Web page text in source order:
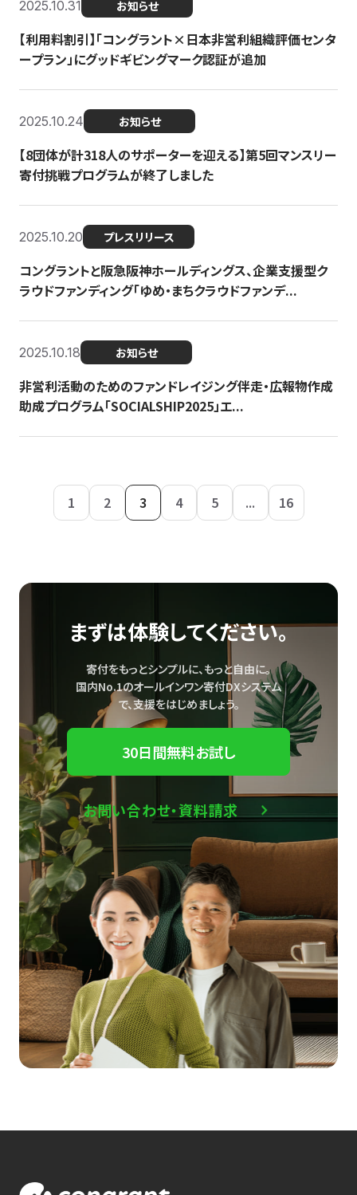
2025.10.31 お知らせ
【利用料割引】「コングラント×日本非営利組織評価センタ
ープラン」にグッドギビングマーク認証が追加
2025.10.24 お知らせ
【8団体が計318人のサポーターを迎える】​​第5回マンスリー
寄付挑戦プログラムが終了しました
2025.10.20 プレスリリース
コングラントと阪急阪神ホールディングス、企業支援型ク
ラウドファンディング「ゆめ・まちクラウドファンデ...
2025.10.18 お知らせ
非営利活動のためのファンドレイジング伴走・広報物作成
助成プログラム「SOCIALSHIP2025」エ...
1 2 3 4 5 ... 16
まずは体験してください。
寄付をもっとシンプルに、もっと自由に。
国内No.1のオールインワン寄付DXシステム
で、支援をはじめましょう。
30日間無料お試し
お問い合わせ・資料請求